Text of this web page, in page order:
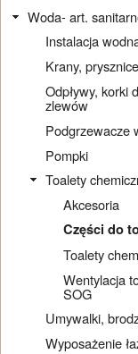
Woda- art.
Instalacja
Krany, prysznice
Odpływy, korki
zlewów
Podgrzewacze
Pompki
Toalety
Akcesoria
Części do
Toalety
Wentylacja
SOG
Umywalki,
Wyposażenie